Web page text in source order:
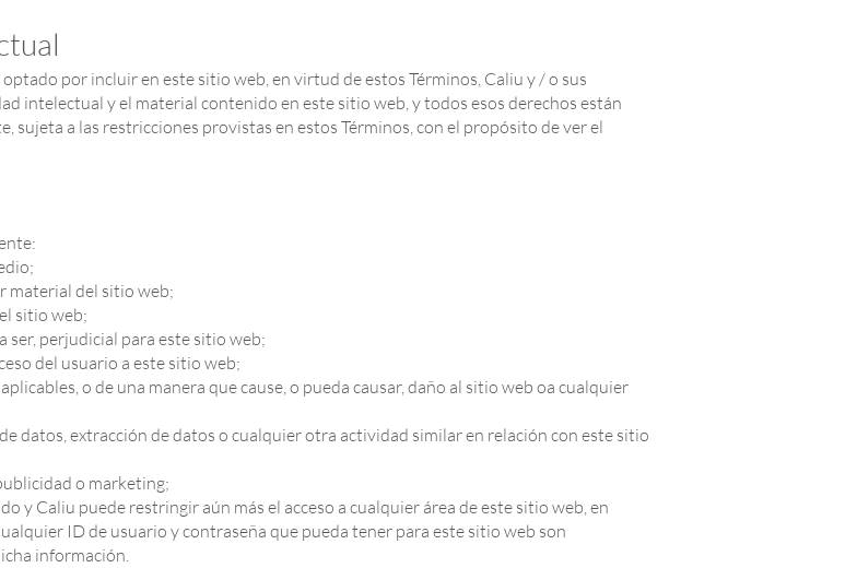
por incluir en este sitio web, en virtud de estos Términos, Caliu y / o sus
intelectual y el material contenido en este sitio web, y todos esos derechos están
sujeta a las restricciones provistas en estos Términos, con el propósito de ver el
material del sitio web;
sitio web;
ser, perjudicial para este sitio web;
del usuario a este sitio web;
o de una manera que cause, o pueda causar, daño al sitio web oa cualquier
datos, extracción de datos o cualquier otra actividad similar en relación con este sitio
o marketing;
y Caliu puede restringir aún más el acceso a cualquier área de este sitio web, en
ID de usuario y contraseña que pueda tener para este sitio web son
información.